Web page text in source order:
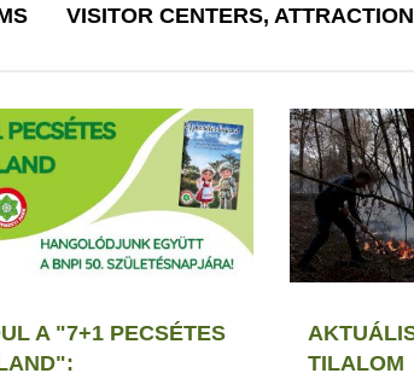
VISITOR CENTERS,
A "7+1 PECSÉTES
TILALOM